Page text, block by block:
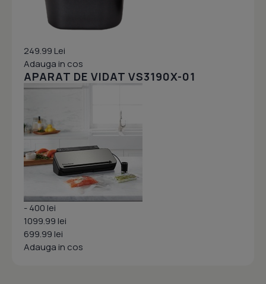
249.99 Lei
Adauga in cos
APARAT DE VIDAT VS3190X-01
- 400 lei
1099.99 lei
699.99 lei
Adauga in cos